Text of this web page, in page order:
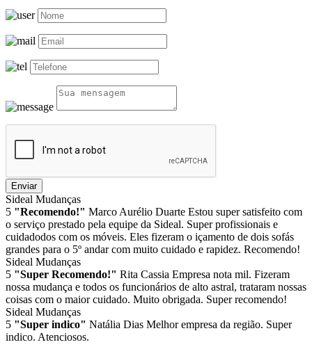
Enviar
Sideal Mudanças
5 "Recomendo!" Marco Aurélio Duarte Estou super satisfeito com
o serviço prestado pela equipe da Sideal. Super profissionais e
cuidadodos com os móveis. Eles fizeram o içamento de dois sofás
grandes para o 5º andar com muito cuidado e rapidez. Recomendo!
Sideal Mudanças
5 "Super Recomendo!" Rita Cassia Empresa nota mil. Fizeram
nossa mudança e todos os funcionários de alto astral, trataram nossas
coisas com o maior cuidado. Muito obrigada. Super recomendo!
Sideal Mudanças
5 "Super indico" Natália Dias Melhor empresa da região. Super
indico. Atenciosos.